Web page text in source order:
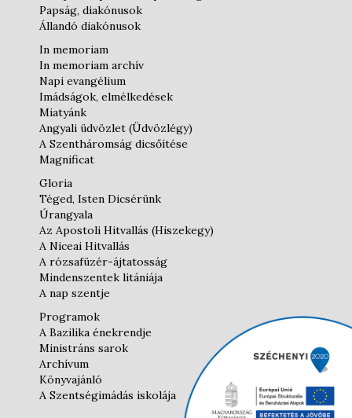
Papság, diakónusok
Állandó diakónusok
In memoriam
In memoriam archív
Napi evangélium
Imádságok, elmélkedések
Miatyánk
Angyali üdvözlet (Üdvözlégy)
A Szentháromság dicsőítése
Magnificat
Gloria
Téged, Isten Dicsérünk
Úrangyala
Az Apostoli Hitvallás (Hiszekegy)
A Niceai Hitvallás
A rózsafüzér-ájtatosság
Mindenszentek litániája
A nap szentje
Programok
A Bazilika énekrendje
Ministráns sarok
Archívum
Könyvajánló
A Szentségimádás iskolája